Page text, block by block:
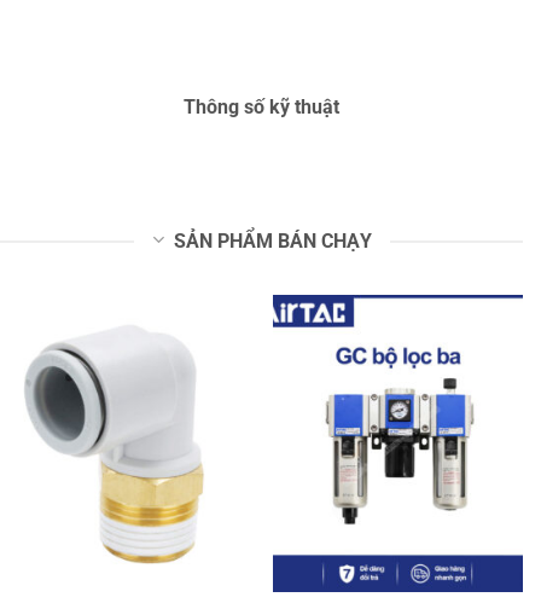
Thông số kỹ thuật
SẢN PHẨM BÁN CHẠY